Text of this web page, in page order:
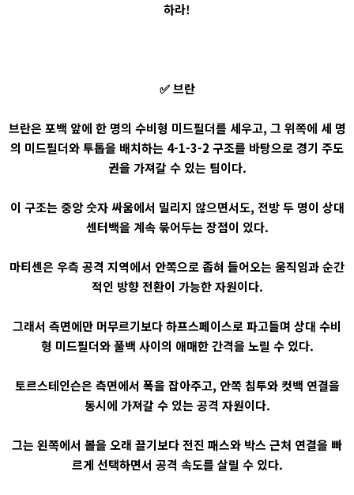
하라!
✅ 브란
브란은 포백 앞에 한 명의 수비형 미드필더를 세우고, 그 위쪽에 세 명
의 미드필더와 투톱을 배치하는 4-1-3-2 구조를 바탕으로 경기 주도
권을 가져갈 수 있는 팀이다.
이 구조는 중앙 숫자 싸움에서 밀리지 않으면서도, 전방 두 명이 상대
센터백을 계속 묶어두는 장점이 있다.
마티센은 우측 공격 지역에서 안쪽으로 좁혀 들어오는 움직임과 순간
적인 방향 전환이 가능한 자원이다.
그래서 측면에만 머무르기보다 하프스페이스로 파고들며 상대 수비
형 미드필더와 풀백 사이의 애매한 간격을 노릴 수 있다.
토르스테인슨은 측면에서 폭을 잡아주고, 안쪽 침투와 컷백 연결을
동시에 가져갈 수 있는 공격 자원이다.
그는 왼쪽에서 볼을 오래 끌기보다 전진 패스와 박스 근처 연결을 빠
르게 선택하면서 공격 속도를 살릴 수 있다.